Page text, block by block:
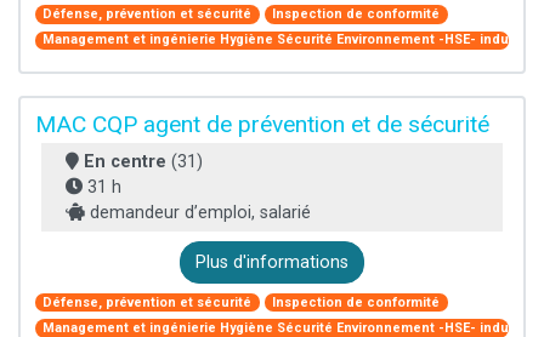
Défense, prévention et sécurité
Inspection de conformité
Management et ingénierie Hygiène Sécurité Environnement -HSE-
MAC CQP agent de prévention et de sécurité
En centre (31)
31 h
demandeur d’emploi, salarié
Plus d'informations
Défense, prévention et sécurité
Inspection de conformité
Management et ingénierie Hygiène Sécurité Environnement -HSE-